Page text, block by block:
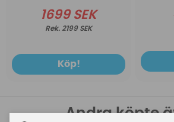
1699 SEK
2199 SEK
Köp!
Andra köpte